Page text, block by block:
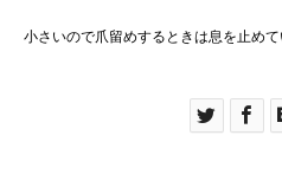
小さいので爪留めするときは息を止めて